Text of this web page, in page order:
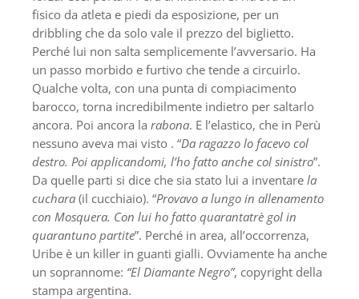
fisico da atleta e piedi da esposizione, per un
dribbling che da solo vale il prezzo del biglietto.
Perché lui non salta semplicemente l’avversario. Ha
un passo morbido e furtivo che tende a circuirlo.
Qualche volta, con una punta di compiacimento
barocco, torna incredibilmente indietro per saltarlo
ancora. Poi ancora la rabona. E l’elastico, che in Perù
nessuno aveva mai visto . “Da ragazzo lo facevo col
destro. Poi applicandomi, l’ho fatto anche col sinistro”.
Da quelle parti si dice che sia stato lui a inventare la
cuchara (il cucchiaio). “Provavo a lungo in allenamento
con Mosquera. Con lui ho fatto quarantatrè gol in
quarantuno partite”. Perché in area, all’occorrenza,
Uribe è un killer in guanti gialli. Ovviamente ha anche
un soprannome: “El Diamante Negro”, copyright della
stampa argentina.